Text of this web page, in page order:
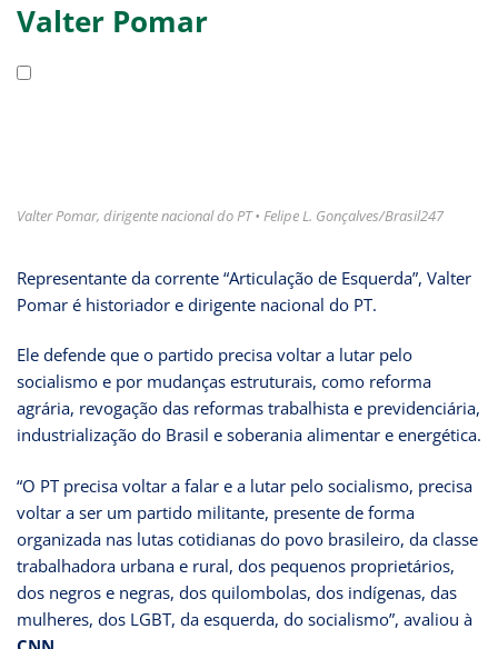
Valter Pomar
Valter Pomar, dirigente nacional do PT • Felipe L. Gonçalves/Brasil247
Representante da corrente “Articulação de Esquerda”, Valter
Pomar é historiador e dirigente nacional do PT.
Ele defende que o partido precisa voltar a lutar pelo
socialismo e por mudanças estruturais, como reforma
agrária, revogação das reformas trabalhista e previdenciária,
industrialização do Brasil e soberania alimentar e energética.
“O PT precisa voltar a falar e a lutar pelo socialismo, precisa
voltar a ser um partido militante, presente de forma
organizada nas lutas cotidianas do povo brasileiro, da classe
trabalhadora urbana e rural, dos pequenos proprietários,
dos negros e negras, dos quilombolas, dos indígenas, das
mulheres, dos LGBT, da esquerda, do socialismo”, avaliou à